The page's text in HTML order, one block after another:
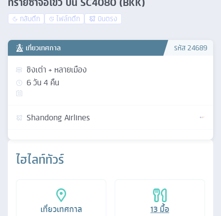
กลับดึก ไฟล์ทดึก บินตรง
ไฮไลท์ทัวร์
เที่ยวเทศกาล 13 มื้อ
เที่ยวเทศกาล รหัส24689
ชิงเต่า + หลายเมือง
6วัน4 คืน
Shandong Airlines